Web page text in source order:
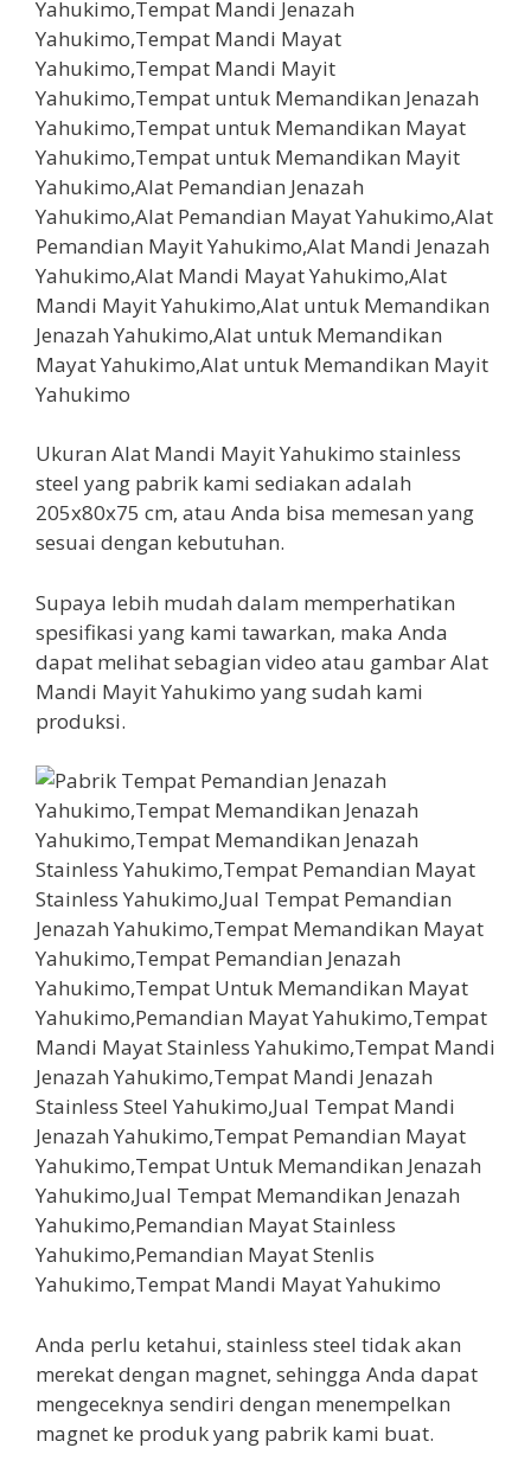
Ukuran Alat Mandi Mayit Yahukimo stainless
steel yang pabrik kami sediakan adalah
205x80x75 cm, atau Anda bisa memesan yang
sesuai dengan kebutuhan.
Supaya lebih mudah dalam memperhatikan
spesifikasi yang kami tawarkan, maka Anda
dapat melihat sebagian video atau gambar Alat
Mandi Mayit Yahukimo yang sudah kami
produksi.
Anda perlu ketahui, stainless steel tidak akan
merekat dengan magnet, sehingga Anda dapat
mengeceknya sendiri dengan menempelkan
magnet ke produk yang pabrik kami buat.